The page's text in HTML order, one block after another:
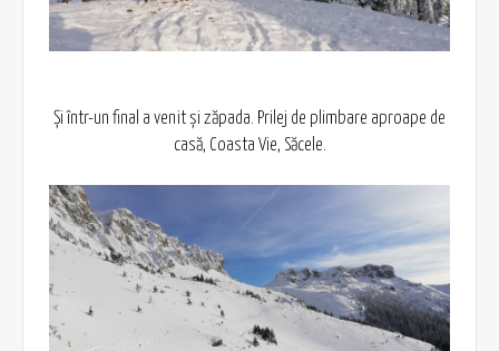
Și într-un final a venit și zăpada. Prilej de plimbare aproape de
casă, Coasta Vie, Săcele.